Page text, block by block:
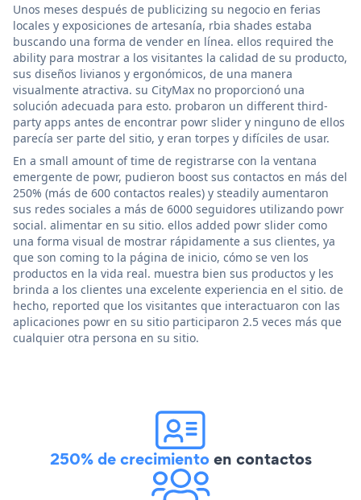
Unos meses después de publicizing su negocio en ferias
locales y exposiciones de artesanía, rbia shades estaba
buscando una forma de vender en línea. ellos required the
ability para mostrar a los visitantes la calidad de su producto,
sus diseños livianos y ergonómicos, de una manera
visualmente atractiva. su CityMax no proporcionó una
solución adecuada para esto. probaron un different third-
party apps antes de encontrar powr slider y ninguno de ellos
parecía ser parte del sitio, y eran torpes y difíciles de usar.
En a small amount of time de registrarse con la ventana
emergente de powr, pudieron boost sus contactos en más del
250% (más de 600 contactos reales) y steadily aumentaron
sus redes sociales a más de 6000 seguidores utilizando powr
social. alimentar en su sitio. ellos added powr slider como
una forma visual de mostrar rápidamente a sus clientes, ya
que son coming to la página de inicio, cómo se ven los
productos en la vida real. muestra bien sus productos y les
brinda a los clientes una excelente experiencia en el sitio. de
hecho, reported que los visitantes que interactuaron con las
aplicaciones powr en su sitio participaron 2.5 veces más que
cualquier otra persona en su sitio.
250% de crecimientoen contactos